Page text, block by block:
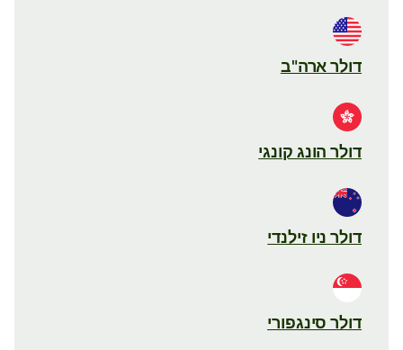
דולר ארה"ב
דולר הונג קונגי
דולר ניו זילנדי
דולר סינגפורי